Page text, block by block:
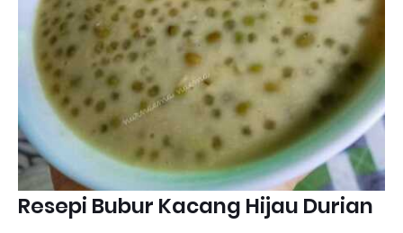
Resepi Bubur Kacang Hijau Durian